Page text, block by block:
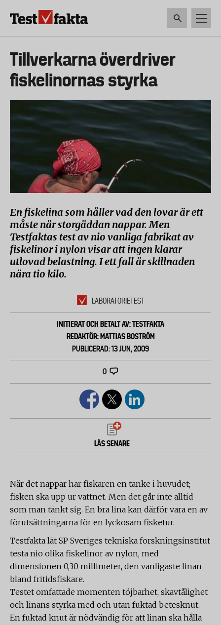
Huvudmeny
ny
Tillverkarna överdriver
fiskelinornas styrka
En fiskelina som håller vad den lovar är ett
måste när storgäddan nappar. Men
Testfaktas test av nio vanliga fabrikat av
fiskelinor i nylon visar att ingen klarar
utlovad belastning. I ett fall är skillnaden
nära tio kilo.
LABORATORIETEST
INITIERAT OCH BETALT AV: TESTFAKTA
REDAKTÖR: MATTIAS BOSTRÖM
PUBLICERAD: 13 JUN, 2009
0
LÄS SENARE
När det nappar har fiskaren en tanke i huvudet;
fisken ska upp ur vattnet. Men det går inte alltid
som man tänkt sig. En bra lina kan därför vara en av
förutsättningarna för en lyckosam fisketur.
Testfakta lät SP Sveriges tekniska forskningsinstitut
testa nio olika fiskelinor av nylon, med
dimensionen 0,30 millimeter, den vanligaste linan
bland fritidsfiskare.
Testet omfattade momenten töjbarhet, skavtålighet
och linans styrka med och utan fuktad betesknut.
En fuktad knut är nödvändig för att linan ska hålla